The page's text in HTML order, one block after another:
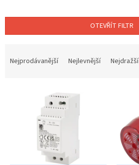
OTEVŘÍT FILTR
Nejprodávanější Nejlevnější Nejdražší